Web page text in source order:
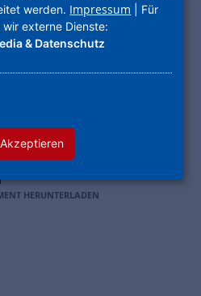
1 2026
HERUNTERLADEN
werden. Impressum | Für
externe Dienste:
& Datenschutz